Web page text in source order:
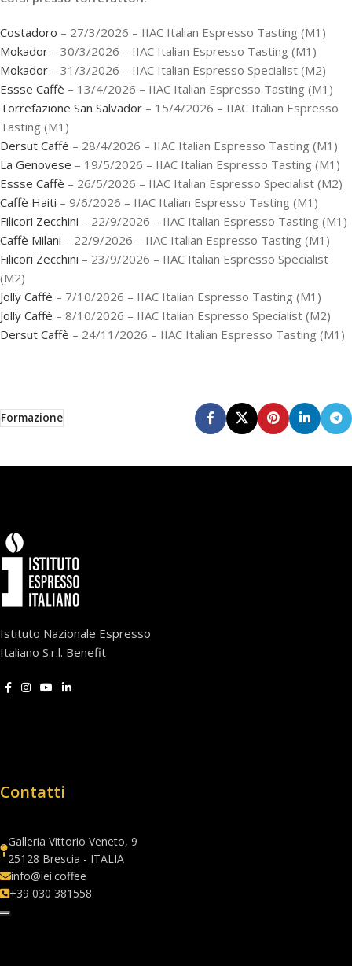
Costadoro – 27/3/2026 – IIAC Italian Espresso Tasting (M1)
Mokador – 30/3/2026 – IIAC Italian Espresso Tasting (M1)
Mokador – 31/3/2026 – IIAC Italian Espresso Specialist (M2)
Essse Caffè – 13/4/2026 – IIAC Italian Espresso Tasting (M1)
Torrefazione San Salvador – 15/4/2026 – IIAC Italian Espresso
Tasting (M1)
Dersut Caffè – 28/4/2026 – IIAC Italian Espresso Tasting (M1)
La Genovese – 19/5/2026 – IIAC Italian Espresso Tasting (M1)
Essse Caffè – 26/5/2026 – IIAC Italian Espresso Specialist (M2)
Caffè Haiti – 9/6/2026 – IIAC Italian Espresso Tasting (M1)
Filicori Zecchini – 22/9/2026 – IIAC Italian Espresso Tasting (M1)
Caffè Milani – 22/9/2026 – IIAC Italian Espresso Tasting (M1)
Filicori Zecchini – 23/9/2026 – IIAC Italian Espresso Specialist
(M2)
Jolly Caffè – 7/10/2026 – IIAC Italian Espresso Tasting (M1)
Jolly Caffè – 8/10/2026 – IIAC Italian Espresso Specialist (M2)
Dersut Caffè – 24/11/2026 – IIAC Italian Espresso Tasting (M1)
Formazione
Istituto Nazionale Espresso
Italiano S.r.l. Benefit
Contatti
Galleria Vittorio Veneto, 9
25128 Brescia - ITALIA
info@iei.coffee
+39 030 381558